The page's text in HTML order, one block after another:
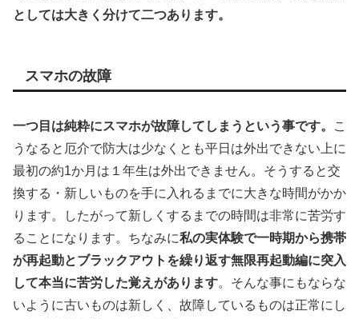
としては大きく分けて二つあります。
スマホの故障
一つ目は純粋にスマホが故障してしまうという事です。
こ
うなると厄介で防大は少なくとも平日は外出できない上に
最初の約1か月は１年生は外出できません。そうすると交
換する・新しいものを手に入れるまでに大きな時間がかか
ります。したがって新しくするまでの時間は非常に苦労す
ることになります。ちなみに私の実体験で一時期から携帯
が再起動とブラックアウトを繰り返す無限再起動編に突入
して本当に苦労した覚えがあります。そんな事にもならな
いように古いものは新しく、故障しているものは正常にし